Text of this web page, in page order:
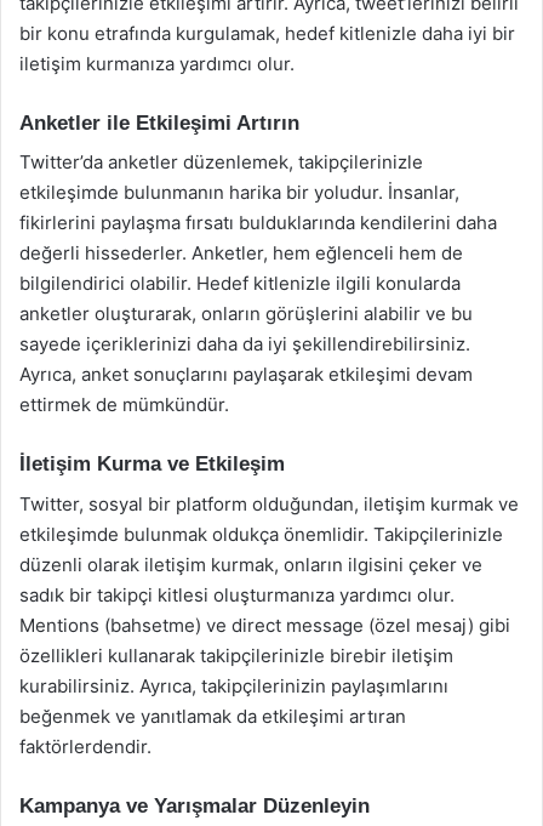
bir konu etrafında kurgulamak, hedef kitlenizle daha iyi bir
iletişim kurmanıza yardımcı olur.
Anketler ile Etkileşimi Artırın
Twitter’da anketler düzenlemek, takipçilerinizle
etkileşimde bulunmanın harika bir yoludur. İnsanlar,
fikirlerini paylaşma fırsatı bulduklarında kendilerini daha
değerli hissederler. Anketler, hem eğlenceli hem de
bilgilendirici olabilir. Hedef kitlenizle ilgili konularda
anketler oluşturarak, onların görüşlerini alabilir ve bu
sayede içeriklerinizi daha da iyi şekillendirebilirsiniz.
Ayrıca, anket sonuçlarını paylaşarak etkileşimi devam
ettirmek de mümkündür.
İletişim Kurma ve Etkileşim
Twitter, sosyal bir platform olduğundan, iletişim kurmak ve
etkileşimde bulunmak oldukça önemlidir. Takipçilerinizle
düzenli olarak iletişim kurmak, onların ilgisini çeker ve
sadık bir takipçi kitlesi oluşturmanıza yardımcı olur.
Mentions (bahsetme) ve direct message (özel mesaj) gibi
özellikleri kullanarak takipçilerinizle birebir iletişim
kurabilirsiniz. Ayrıca, takipçilerinizin paylaşımlarını
beğenmek ve yanıtlamak da etkileşimi artıran
faktörlerdendir.
Kampanya ve Yarışmalar Düzenleyin